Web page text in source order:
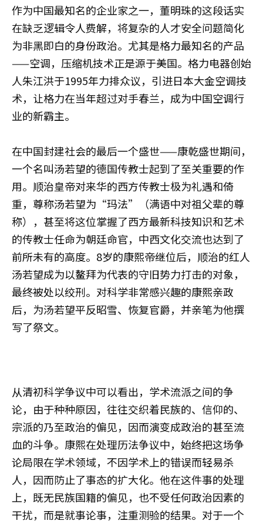
作为中国最知名的企业家之一，董明珠的这段话实
在缺乏逻辑令人费解，将复杂的人才安全问题简化
为非黑即白的身份政治。尤其是格力最知名的产品
——空调，压缩机技术正是源于美国。格力电器创始
人朱江洪于1995年力排众议，引进日本大金空调技
术，让格力在当年超过对手春兰，成为中国空调行
业的新霸主。
在中国封建社会的最后一个盛世——康乾盛世期间，
一个名叫汤若望的德国传教士起到了至关重要的作
用。顺治皇帝对来华的西方传教士极为礼遇和倚
重，尊称汤若望为“玛法”（满语中对祖父辈的尊
称），甚至将这位掌握了西方最新科技知识和艺术
的传教士任命为朝廷命官，中西文化交流也达到了
前所未有的高度。8岁的康熙帝继位后，顺治的红人
汤若望成为以鳌拜为代表的守旧势力打击的对象，
最终被处以绞刑。对科学非常感兴趣的康熙亲政
后，为汤若望平反昭雪、恢复官爵，并亲笔为他撰
写了祭文。
从清初科学争议中可以看出，学术流派之间的争
论，由于种种原因，往往交织着民族的、信仰的、
宗派的乃至政治的偏见，因而演变成政治的甚至流
血的斗争。康熙在处理历法争议中，始终把这场争
论局限在学术领域，不因学术上的错误而轻易杀
人，因而防止了事态的扩大化。他在这件事的处理
上，既无民族国籍的偏见，也不受任何政治因素的
干扰，而是就事论事，注重测验的结果。对于一个